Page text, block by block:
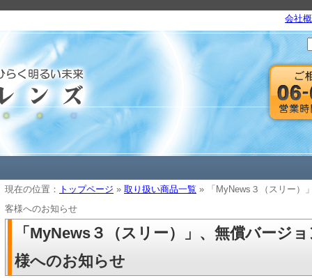
会社
現在の位置： トップページ » 取り扱い商品一覧 » 「MyNews３（スリー）
客様へのお知らせ
「MyNews３（スリー）」、無償バージ
様へのお知らせ